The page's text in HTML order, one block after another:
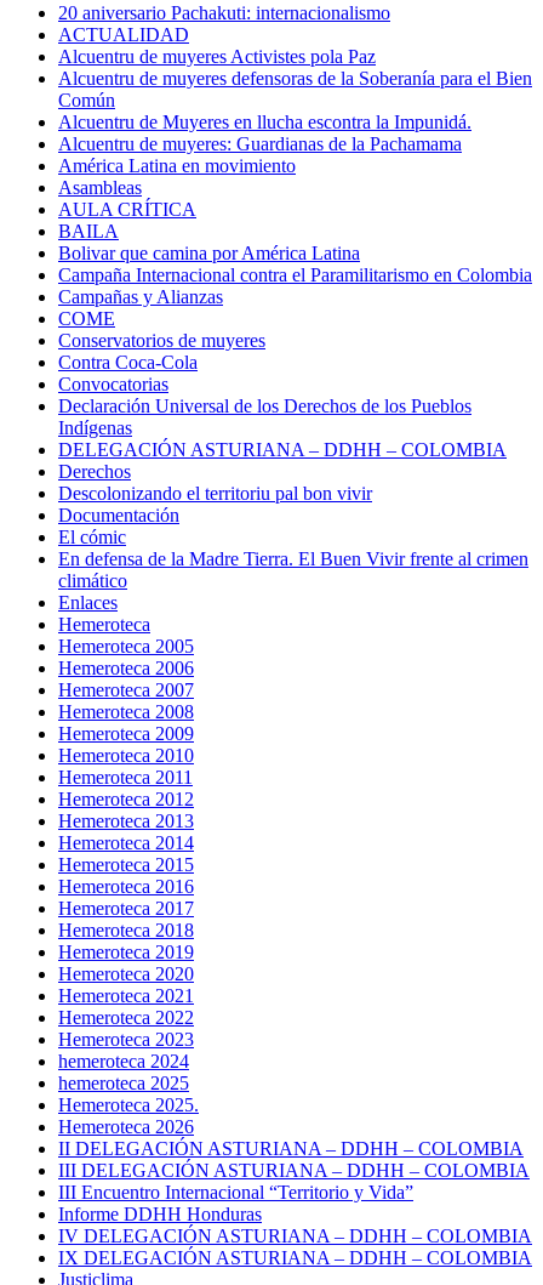
20 aniversario Pachakuti: internacionalismo
ACTUALIDAD
Alcuentru de muyeres Activistes pola Paz
Alcuentru de muyeres defensoras de la Soberanía para el Bien
Común
Alcuentru de Muyeres en llucha escontra la Impunidá.
Alcuentru de muyeres: Guardianas de la Pachamama
América Latina en movimiento
Asambleas
AULA CRÍTICA
BAILA
Bolivar que camina por América Latina
Campaña Internacional contra el Paramilitarismo en Colombia
Campañas y Alianzas
COME
Conservatorios de muyeres
Contra Coca-Cola
Convocatorias
Declaración Universal de los Derechos de los Pueblos
Indígenas
DELEGACIÓN ASTURIANA – DDHH – COLOMBIA
Derechos
Descolonizando el territoriu pal bon vivir
Documentación
El cómic
En defensa de la Madre Tierra. El Buen Vivir frente al crimen
climático
Enlaces
Hemeroteca
Hemeroteca 2005
Hemeroteca 2006
Hemeroteca 2007
Hemeroteca 2008
Hemeroteca 2009
Hemeroteca 2010
Hemeroteca 2011
Hemeroteca 2012
Hemeroteca 2013
Hemeroteca 2014
Hemeroteca 2015
Hemeroteca 2016
Hemeroteca 2017
Hemeroteca 2018
Hemeroteca 2019
Hemeroteca 2020
Hemeroteca 2021
Hemeroteca 2022
Hemeroteca 2023
hemeroteca 2024
hemeroteca 2025
Hemeroteca 2025.
Hemeroteca 2026
II DELEGACIÓN ASTURIANA – DDHH – COLOMBIA
III DELEGACIÓN ASTURIANA – DDHH – COLOMBIA
III Encuentro Internacional “Territorio y Vida”
Informe DDHH Honduras
IV DELEGACIÓN ASTURIANA – DDHH – COLOMBIA
IX DELEGACIÓN ASTURIANA – DDHH – COLOMBIA
Justiclima